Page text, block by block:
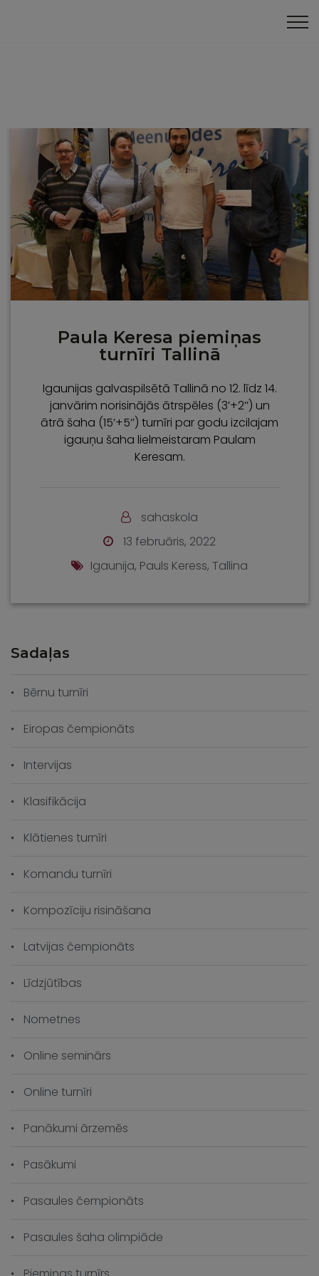
Paula Keresa piemiņas
turnīri Tallinā
Igaunijas galvaspilsētā Tallinā no 12. līdz 14.
janvārim norisinājās ātrspēles (3’+2’’) un
ātrā šaha (15’+5’’) turnīri par godu izcilajam
igauņu šaha lielmeistaram Paulam
Keresam.
sahaskola
13 februāris, 2022
Igaunija, Pauls Keress, Tallina
Sadaļas
Bērnu turnīri
Eiropas čempionāts
Intervijas
Klasifikācija
Klātienes turnīri
Komandu turnīri
Kompozīciju risināšana
Latvijas čempionāts
Līdzjūtības
Nometnes
Online seminārs
Online turnīri
Panākumi ārzemēs
Pasākumi
Pasaules čempionāts
Pasaules šaha olimpiāde